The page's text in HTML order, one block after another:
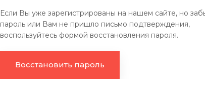
Если Вы уже зарегистрированы на нашем сайте, но
пароль или Вам не пришло письмо подтверждения,
воспользуйтесь формой восстановления пароля.
Восстановить пароль